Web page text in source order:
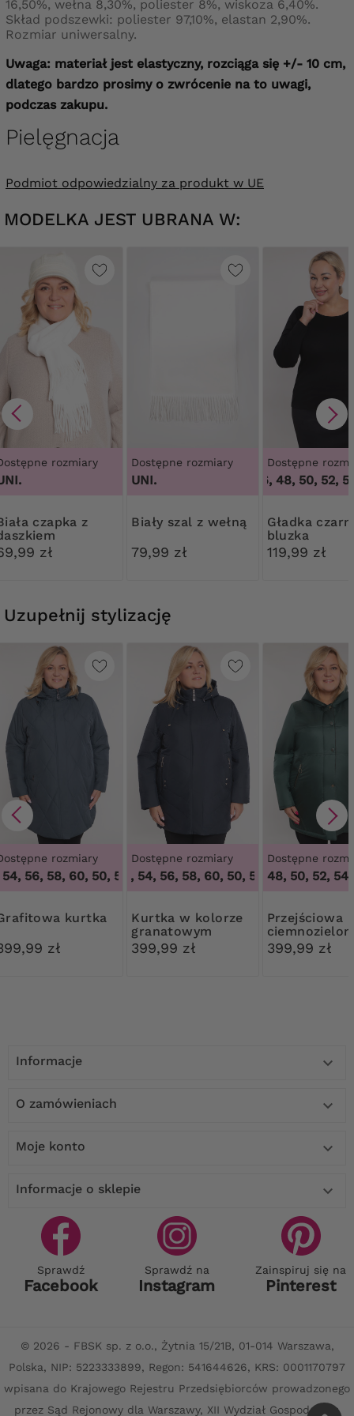
16,50%, wełna 8,30%, poliester 8%, wiskoza 6,40%.
Skład podszewki: poliester 97,10%, elastan 2,90%.
Rozmiar uniwersalny.
Uwaga: materiał jest elastyczny, rozciąga się +/- 10 cm,
dlatego bardzo prosimy o zwrócenie na to uwagi,
podczas zakupu.
Pielęgnacja
Podmiot odpowiedzialny za produkt w UE
MODELKA JEST UBRANA W:
rozmiary
z
zł
Dostępne rozmiary
UNI.
Biały szal z wełną
79,99 zł
Dostępne
44, 46, 48, 50, 52,
Gładka czarna
bluzka
119,99 zł
Uzupełnij stylizację
rozmiary
56, 58, 60, 50, 52, 54, 56, 58, 60
Grafitowa kurtka
zł
Dostępne rozmiary
50, 52, 54, 56, 58, 60, 50, 52, 54, 56, 58, 60
Kurtka w kolorze
granatowym
399,99 zł
Dostępne
48, 50, 52,
Przejściowa
kurtka z
399,99 zł
Informacje 
O zamówieniach 
Moje konto 
Informacje o sklepie 
Sprawdź
Facebook
Sprawdź na
Instagram
Zainspiruj się na
Pinterest
© 2026 - FBSK sp. z o.o., Żytnia 15/21B, 01-014 Warszawa,
Polska, NIP: 5223333899, Regon: 541644626, KRS: 0001170797
wpisana do Krajowego Rejestru Przedsiębiorców prowadzonego
przez Sąd Rejonowy dla Warszawy, XII Wydział Gospodarczy,